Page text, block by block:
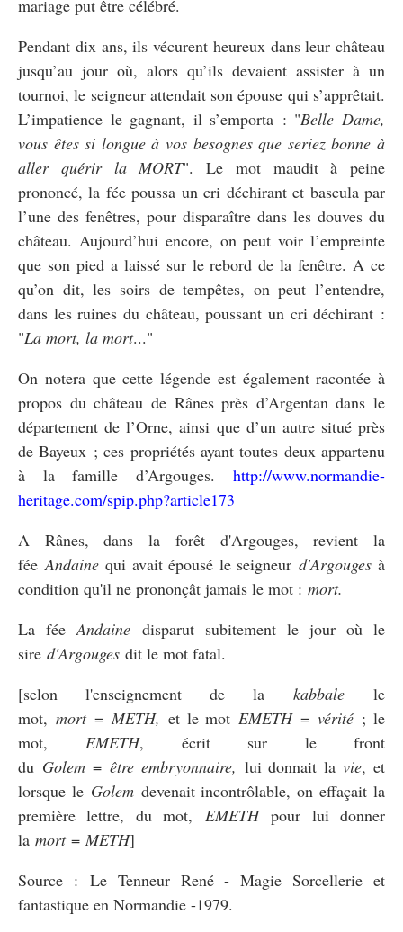
mariage put être célébré.
Pendant dix ans, ils vécurent heureux dans leur château
jusqu’au jour où, alors qu’ils devaient assister à un
tournoi, le seigneur attendait son épouse qui s’apprêtait.
L’impatience le gagnant, il s’emporta : "Belle Dame,
vous êtes si longue à vos besognes que seriez bonne à
aller quérir la MORT". Le mot maudit à peine
prononcé, la fée poussa un cri déchirant et bascula par
l’une des fenêtres, pour disparaître dans les douves du
château. Aujourd’hui encore, on peut voir l’empreinte
que son pied a laissé sur le rebord de la fenêtre. A ce
qu’on dit, les soirs de tempêtes, on peut l’entendre,
dans les ruines du château, poussant un cri déchirant :
"La mort, la mort..."
On notera que cette légende est également racontée à
propos du château de Rânes près d’Argentan dans le
département de l’Orne, ainsi que d’un autre situé près
de Bayeux ; ces propriétés ayant toutes deux appartenu
à la famille d’Argouges. http://www.normandie-
heritage.com/spip.php?article173
A Rânes, dans la forêt d'Argouges, revient la
fée Andainequi avait épousé le seigneur d'Argougesà
condition qu'il ne prononçât jamais le mot : mort.
La féeAndaine disparut subitement le jour où le
sire d'Argouges dit le mot fatal.
[selon l'enseignement de la kabbale le
mot, mort= METH, et le mot EMETH=vérité ; le
mot, EMETH, écrit sur le front
du Golem= être embryonnaire, lui donnait lavie, et
lorsque le Golemdevenait incontrôlable, on effaçait la
première lettre, du mot, EMETHpour lui donner
la mort= METH]
Source : Le Tenneur René - Magie Sorcellerie et
fantastique en Normandie -1979.